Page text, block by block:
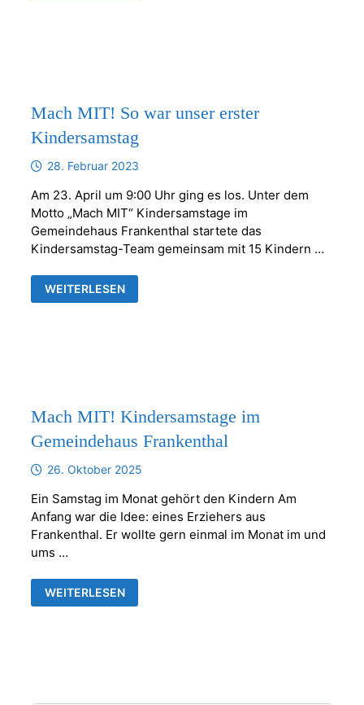
KINDERSAMSTAG
Mach MIT! So war unser erster
Kindersamstag
28. Februar 2023
Am 23. April um 9:00 Uhr ging es los. Unter dem
Motto „Mach MIT“ Kindersamstage im
Gemeindehaus Frankenthal startete das
Kindersamstag-Team gemeinsam mit 15 Kindern …
MACH
MIT!
SO
WEITERLESEN
Mach MIT! Kindersamstage im
Gemeindehaus Frankenthal
26. Oktober 2025
Ein Samstag im Monat gehört den Kindern Am
Anfang war die Idee: eines Erziehers aus
Frankenthal. Er wollte gern einmal im Monat im und
ums …
MACH
MIT!
KINDERSAMSTAGE
WEITERLESEN